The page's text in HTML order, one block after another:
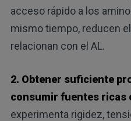
acceso rápido a los
mismo tiempo, reducen
relacionan con el AL.
2. Obtener suficiente
consumir fuentes ricas
experimenta rigidez,